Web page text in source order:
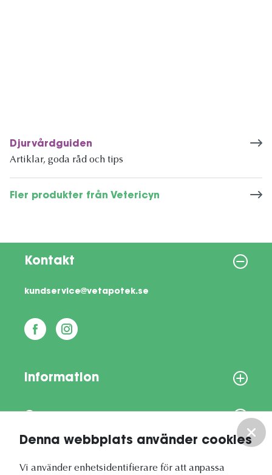
Denna webbplats använder cookies
Vi använder enhetsidentifierare för att anpassa
Djurvårdguiden
Artiklar, goda råd och tips
Fler produkter från Vetericyn
Kontakt
kundservice@vetapotek.se
Information